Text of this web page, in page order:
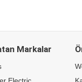
Markalar
Electric